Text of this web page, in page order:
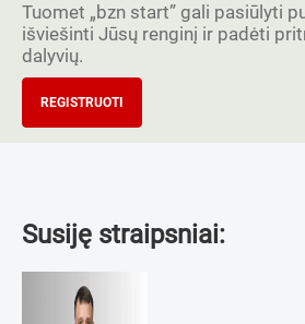
Tuomet „bzn start” gali pasiūlyti
išviešinti Jūsų renginį ir padėti
dalyvių.
REGISTRUOTI
Susiję straipsniai: